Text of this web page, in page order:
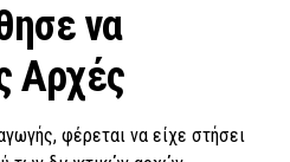
να
Αρχές
φέρεται να είχε στήσει